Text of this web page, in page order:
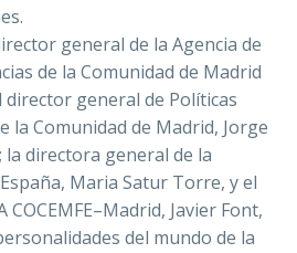
general de la Agencia de
de la Comunidad de Madrid
director general de Políticas
la Comunidad de Madrid, Jorge
la directora general de la
Maria Satur Torre, y el
Javier Font,
del mundo de la